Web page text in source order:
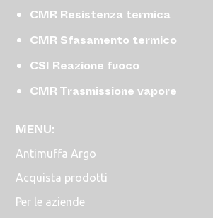
CMR Resistenza termica
CMR Sfasamento termico
CSI Reazione fuoco
CMR Trasmissione vapore
MENU:
Antimuffa Argo
Acquista prodotti
Per le aziende